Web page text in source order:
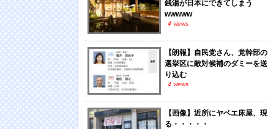
銭湯が日本にできてしまう
wwwww
4 views
【朗報】自民党さん、党幹部の
選挙区に敵対候補のダミーを送
り込む
4 views
【画像】近所にヤベエ床屋、現
る・・・・・